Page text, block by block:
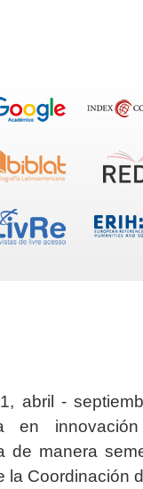
abril -
en
de manera
la Coordinación